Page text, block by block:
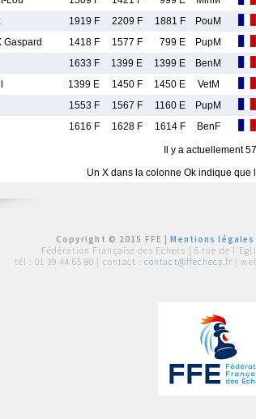
1919 F 2209 F 1881 F PouM
Gaspard 1418 F 1577 F 799 E PupM
1633 F 1399 E 1399 E BenM
1399 E 1450 F 1450 E VetM
1553 F 1567 F 1160 E PupM
1616 F 1628 F 1614 F BenF
Il y a actuellement
Un X dans la colonne Ok indique que
Copyright © 2015 FFE |Mentions légales
Fédération Française des Echecs | 6 rue de
tél : 01 39 44 65 80 | contact : contact@ffechecs.fr |